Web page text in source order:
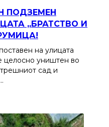
ПОДЗЕМЕН
„БРАТСТВО И
на улицата
целосно уништен во
сад и